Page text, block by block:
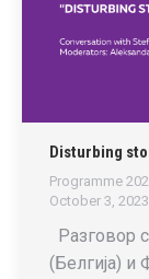
Disturbing
Programme
October 3, 2023
Разговор
(Белгија) и